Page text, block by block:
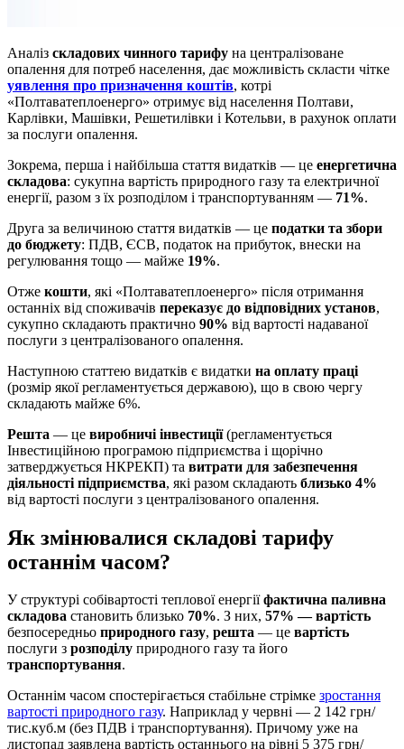
Аналіз складових чинного тарифу на централізоване
опалення для потреб населення, дає можливість скласти чітке
уявлення про призначення коштів, котрі
«Полтаватеплоенерго» отримує від населення Полтави,
Карлівки, Машівки, Решетилівки і Котельви, в рахунок оплати
за послуги опалення.
Зокрема, перша і найбільша стаття видатків — це енергетична
складова: сукупна вартість природного газу та електричної
енергії, разом з їх розподілом і транспортуванням — 71%.
Друга за величиною стаття видатків — це податки та збори
до бюджету: ПДВ, ЄСВ, податок на прибуток, внески на
регулювання тощо — майже 19%.
Отже кошти, які «Полтаватеплоенерго» після отримання
останніх від споживачів переказує до відповідних установ,
сукупно складають практично 90% від вартості надаваної
послуги з централізованого опалення.
Наступною статтею видатків є видатки на оплату праці
(розмір якої регламентується державою), що в свою чергу
складають майже 6%.
Решта — це виробничі інвестиції(регламентується
Інвестиційною програмою підприємства і щорічно
затверджується НКРЕКП) та витрати для забезпечення
діяльності підприємства, які разом складають близько 4%
від вартості послуги з централізованого опалення.
Як змінювалися складові тарифу
останнім часом?
У структурі собівартості теплової енергіїфактична паливна
складова становить близько 70%. З них, 57% — вартість
безпосередньо природного газу, решта — це вартість
послуги з розподілу природного газу та його
транспортування.
Останнім часом спостерігається стабільне стрімке зростання
вартості природного газу. Наприклад у червні — 2 142 грн/
тис.куб.м (без ПДВ і транспортування). Причому уже на
листопад заявлена вартість останнього на рівні 5 375 грн/